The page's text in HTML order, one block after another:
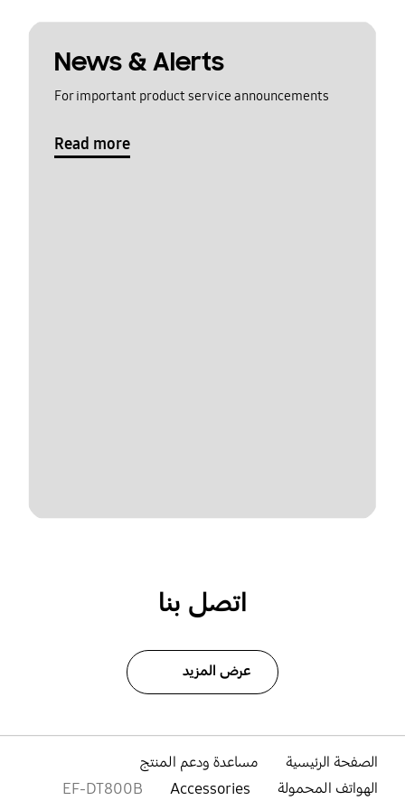
News & Alerts
For important product service announcements
Read more
اتصل بنا
عرض المزيد
الصفحة الرئيسية
مساعدة ودعم المنتج
الهواتف المحمولة
Accessories
EF-DT800B